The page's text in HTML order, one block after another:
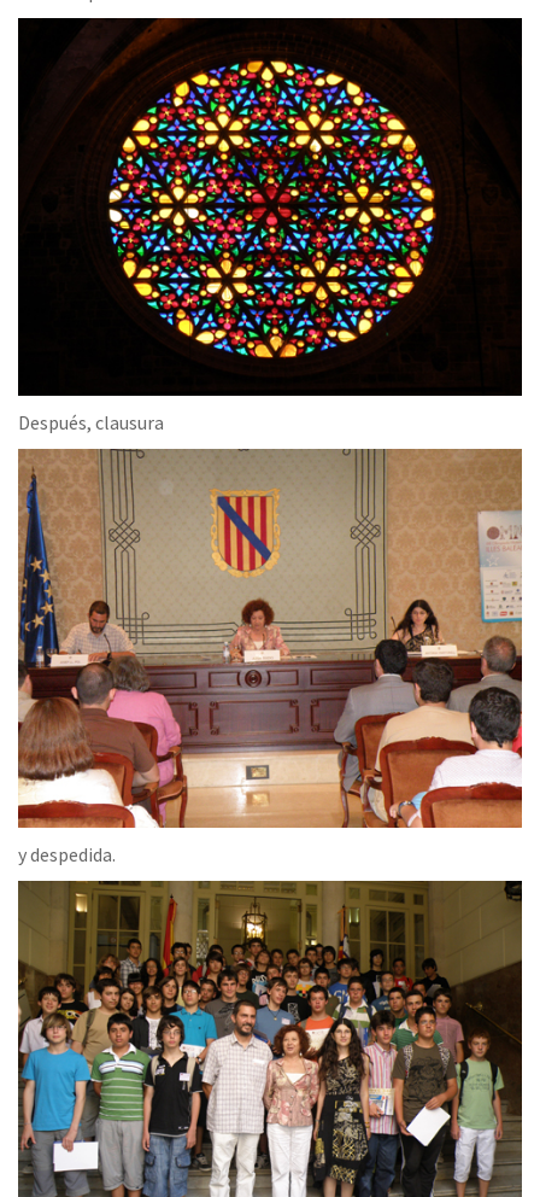
Después, clausura
y despedida.